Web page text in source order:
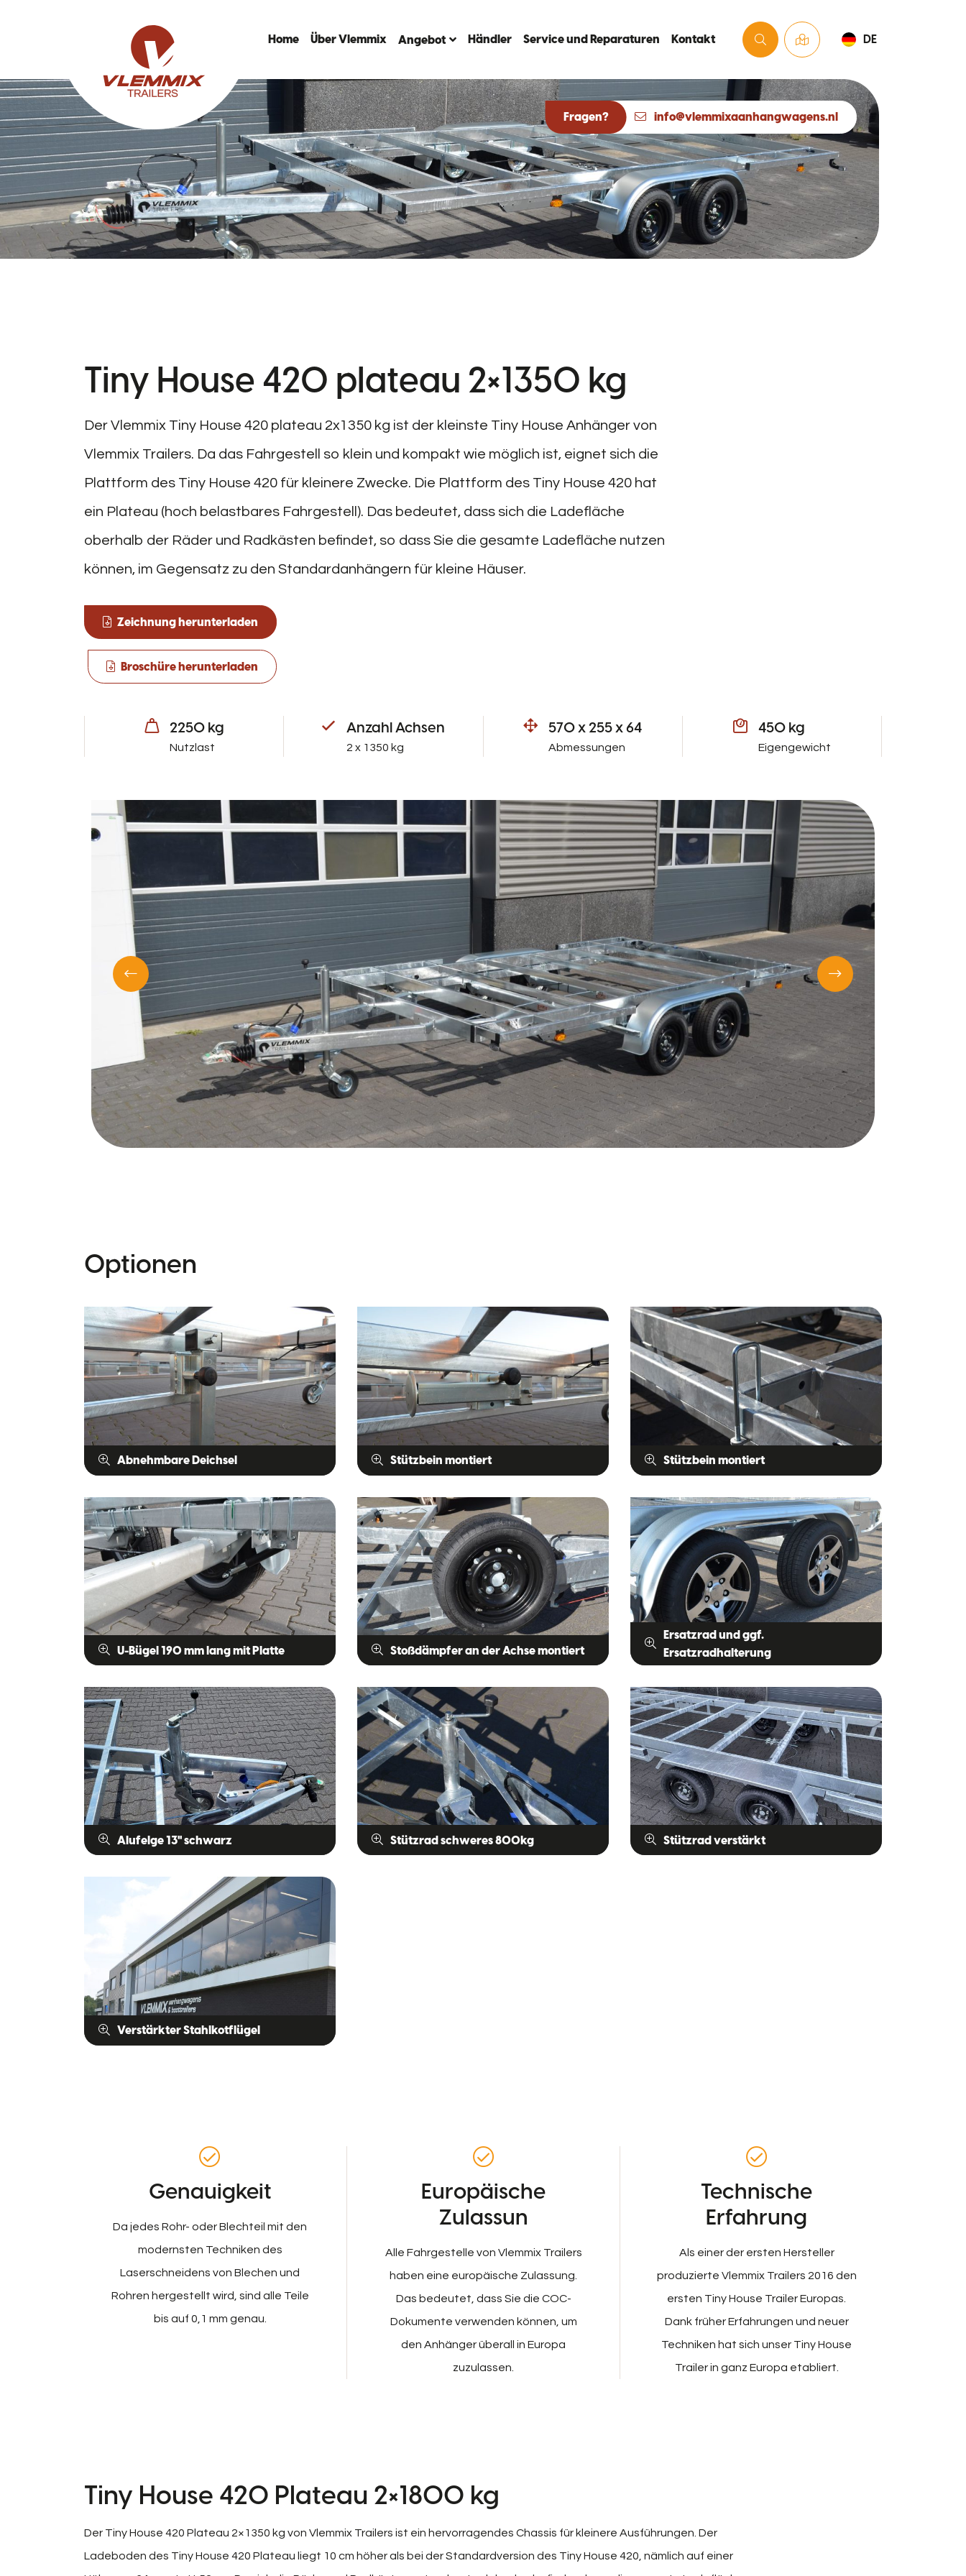
Home Über Vlemmix Angebot Händler Service und Reparaturen Kontakt DE
Fragen? info@vlemmixaanhangwagens.nl
Tiny House 420 plateau 2×1350 kg
Der Vlemmix Tiny House 420 plateau 2x1350 kg ist der kleinste Tiny House Anhänger von
Vlemmix Trailers. Da das Fahrgestell so klein und kompakt wie möglich ist, eignet sich die
Plattform des Tiny House 420 für kleinere Zwecke. Die Plattform des Tiny House 420 hat
ein Plateau (hoch belastbares Fahrgestell). Das bedeutet, dass sich die Ladefläche
oberhalb der Räder und Radkästen befindet, so dass Sie die gesamte Ladefläche nutzen
können, im Gegensatz zu den Standardanhängern für kleine Häuser.
Zeichnung herunterladen
Broschüre herunterladen
2250 kg
Nutzlast
Anzahl Achsen
2 x 1350 kg
570 x 255 x 64
Abmessungen
450 kg
Eigengewicht
Optionen
Abnehmbare Deichsel Stützbein montiert Stützbein montiert
U-Bügel 190 mm lang mit Platte Stoßdämpfer an der Achse montiert
Ersatzrad und ggf.
Ersatzradhalterung
Alufelge 13" schwarz Stützrad schweres 800kg Stützrad verstärkt
Verstärkter Stahlkotflügel
Genauigkeit
Da jedes Rohr- oder Blechteil mit den
modernsten Techniken des
Laserschneidens von Blechen und
Rohren hergestellt wird, sind alle Teile
bis auf 0,1 mm genau.
Europäische
Zulassun
Alle Fahrgestelle von Vlemmix Trailers
haben eine europäische Zulassung.
Das bedeutet, dass Sie die COC-
Dokumente verwenden können, um
den Anhänger überall in Europa
zuzulassen.
Technische
Erfahrung
Als einer der ersten Hersteller
produzierte Vlemmix Trailers 2016 den
ersten Tiny House Trailer Europas.
Dank früher Erfahrungen und neuer
Techniken hat sich unser Tiny House
Trailer in ganz Europa etabliert.
Tiny House 420 Plateau 2×1800 kg
Der Tiny House 420 Plateau 2×1350 kg von Vlemmix Trailers ist ein hervorragendes Chassis für kleinere Ausführungen. Der
Ladeboden des Tiny House 420 Plateau liegt 10 cm höher als bei der Standardversion des Tiny House 420, nämlich auf einer